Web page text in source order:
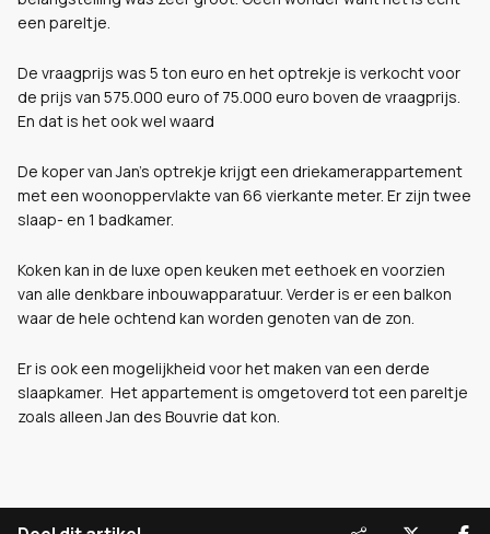
een pareltje.
De vraagprijs was 5 ton euro en het optrekje is verkocht voor
de prijs van 575.000 euro of 75.000 euro boven de vraagprijs.
En dat is het ook wel waard
De koper van Jan's optrekje krijgt een driekamerappartement
met een woonoppervlakte van 66 vierkante meter. Er zijn twee
slaap- en 1 badkamer.
Koken kan in de luxe open keuken met eethoek en voorzien
van alle denkbare inbouwapparatuur. Verder is er een balkon
waar de hele ochtend kan worden genoten van de zon.
Er is ook een mogelijkheid voor het maken van een derde
slaapkamer. Het appartement is omgetoverd tot een pareltje
zoals alleen Jan des Bouvrie dat kon.